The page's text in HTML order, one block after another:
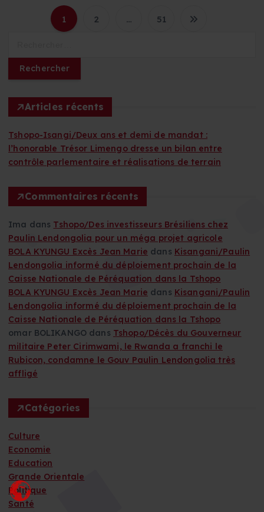
P
n
a
t
i
o
n
d
e
1 2 … 51
h
c
h
e
r
:
Articles récents
Tshopo-Isangi/Deux ans et demi de mandat :
l’honorable Trésor Limengo dresse un bilan entre
contrôle parlementaire et réalisations de terrain
Commentaires récents
Ima dans Tshopo/Des investisseurs Brésiliens chez
Paulin Lendongolia pour un méga projet agricole
BOLA KYUNGU Excès Jean Marie dans Kisangani/Paulin
Lendongolia informé du déploiement prochain de la
Caisse Nationale de Péréquation dans la Tshopo
BOLA KYUNGU Excès Jean Marie dans Kisangani/Paulin
Lendongolia informé du déploiement prochain de la
Caisse Nationale de Péréquation dans la Tshopo
omar BOLIKANGO dans Tshopo/Décès du Gouverneur
militaire Peter Cirimwami, le Rwanda a franchi le
Rubicon, condamne le Gouv Paulin Lendongolia très
affligé
Catégories
Culture
Economie
Education
Grande Orientale
Politique
Santé